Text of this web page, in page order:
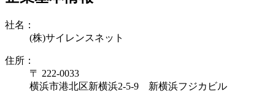
社名：
(株)サイレンスネット
住所：
〒 222-0033
横浜市港北区新横浜2-5-9 新横浜フジカビル